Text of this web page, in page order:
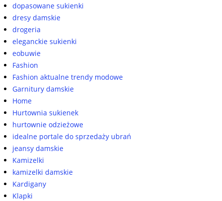
dopasowane sukienki
dresy damskie
drogeria
eleganckie sukienki
eobuwie
Fashion
Fashion aktualne trendy modowe
Garnitury damskie
Home
Hurtownia sukienek
hurtownie odzieżowe
idealne portale do sprzedaży ubrań
jeansy damskie
Kamizelki
kamizelki damskie
Kardigany
Klapki